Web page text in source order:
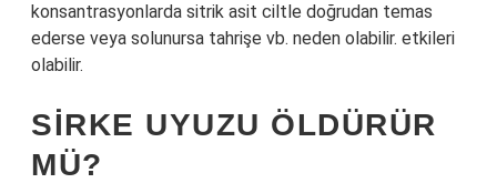
konsantrasyonlarda sitrik asit ciltle doğrudan temas
ederse veya solunursa tahrişe vb. neden olabilir. etkileri
olabilir.
SIRKE UYUZU ÖLDÜRÜR
MÜ?